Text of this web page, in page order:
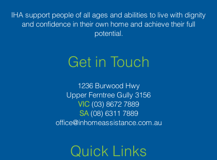
IHA support people of all ages and abilities to live with dignity
and confidence in their own home and achieve their full
potential.
Get in Touch
1236 Burwood Hwy
Upper Ferntree Gully 3156
VIC (03) 8672 7889
SA (08) 6311 7889
office@inhomeassistance.com.au
Quick Links